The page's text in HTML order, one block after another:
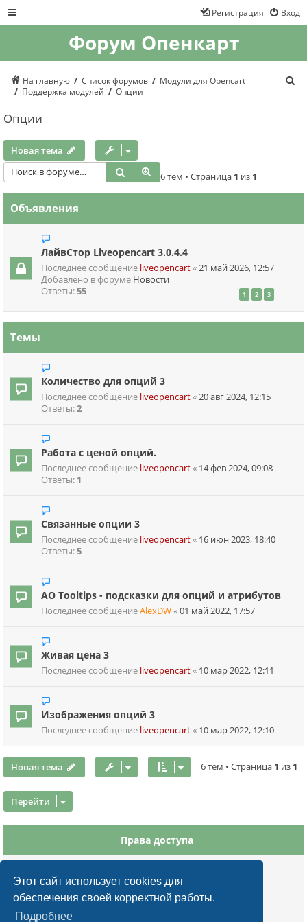
Этот сайт использует cookies для
обеспечения своей корректной работы.
Подробнее
Вход
Регистрация
Форум Опенкарт
На главную Список форумов
Модули для Opencart
Поддержка модулей
Опции
Опции
Новая тема
Поиск
Расширенный поиск
6 тем • Страница 1 из 1
Объявления
ЛайвСтор Liveopencart 3.0.4.4
Последнее сообщение liveopencart«21 май 2026, 12:57
Добавлено в форуме Новости
Ответы:55 1 2 3
Темы
Количество для опций 3
Последнее сообщение liveopencart«20 авг 2024, 12:15
Ответы:2
Работа с ценой опций.
Последнее сообщение liveopencart« 14 фев 2024, 09:08
Ответы: 1
Связанные опции 3
Последнее сообщение liveopencart« 16 июн 2023, 18:40
Ответы:5
AO Tooltips - подсказки для опций и атрибутов
Последнее сообщениеAlexDW«01 май 2022, 17:57
Живая цена 3
Последнее сообщение liveopencart« 10 мар 2022, 12:11
Изображения опций 3
Последнее сообщение liveopencart« 10 мар 2022, 12:10
Новая тема 6 тем • Страница 1 из 1
Перейти
Права доступа
Выне можетеотвечать на сообщения
Выне можетередактировать свои сообщения
Вы
не можете